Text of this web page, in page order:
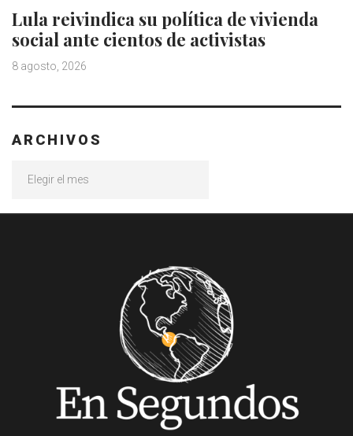
Lula reivindica su política de vivienda
social ante cientos de activistas
8 agosto, 2026
ARCHIVOS